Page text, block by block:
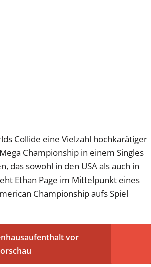
Collide eine Vielzahl hochkarätiger
Championship in einem Singles
das sowohl in den USA als auch in
Ethan Page im Mittelpunkt eines
Championship aufs Spiel
vor